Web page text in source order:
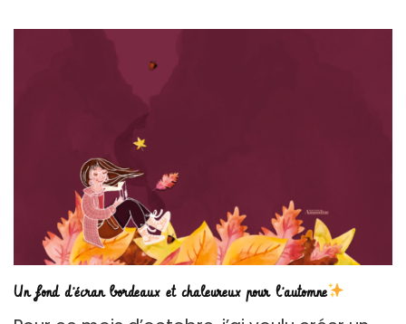
d’écran
Un fond d’écran bordeaux et chaleureux pour l’automne